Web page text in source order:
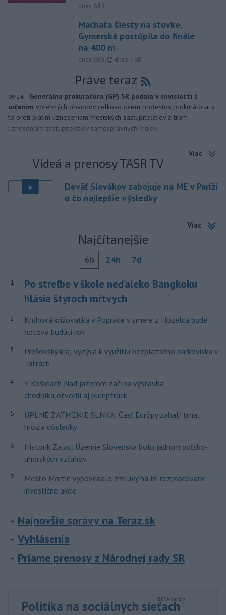
dnes 6:18
Machata šiesty na stovke,
Gymerská postúpila do finále
na 400 m
dnes 6:08, aktualizované
dnes 7:08
Práve teraz
09:24 - Generálna prokuratúra (GP) SR podala v súvislosti s
určením volebných obvodov celkovo osem protestov prokurátora, a
to proti piatim uzneseniam mestských zastupiteľstiev a trom
uzneseniam zastupiteľstiev samosprávnych krajov.
Viac
Videá a prenosy TASR TV
Deväť Slovákov zabojuje na ME v Paríži
o čo najlepšie výsledky
Viac
Najčítanejšie
6h 24h 7d
1
Po streľbe v škole neďaleko Bangkoku
hlásia štyroch mŕtvych
2
Kruhová križovatka v Poprade v smere z Hozelca bude
hotová budúci rok
3
Prešovský kraj vyzýva k využitiu bezplatného parkoviska v
Tatrách
4
V Košiciach Nad jazerom začína výstavba
chodníka,otvorili aj pumptrack
5
ÚPLNÉ ZATMENIE SLNKA: Časť Európy zahalí tma,
hrozia dôsledky
6
Historik Zajac: Územie Slovenska bolo jadrom poľsko-
uhorských vzťahov
7
Mesto Martin vypovedalo zmluvy na tri rozpracované
investičné akcie
Najnovšie správy na Teraz.sk
Vyhlásenia
Priame prenosy z Národnej rady SR
Politika na sociálnych sieťach